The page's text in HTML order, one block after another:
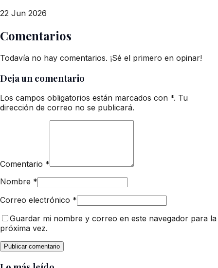
22 Jun 2026
Comentarios
Todavía no hay comentarios. ¡Sé el primero en opinar!
Deja un comentario
Los campos obligatorios están marcados con *. Tu
dirección de correo no se publicará.
Comentario *
Nombre *
Correo electrónico *
Guardar mi nombre y correo en este navegador para la
próxima vez.